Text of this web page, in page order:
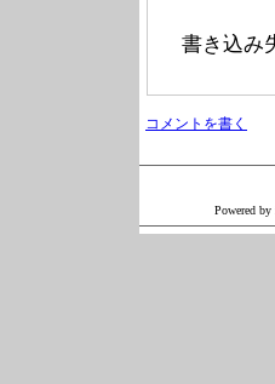
書き込み
コメントを書く
Powered